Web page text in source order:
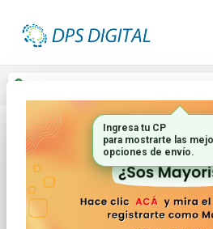
Inicio Controles Remotos Lcd
Ingresa tu CP
para mostrarte las
opciones de envío.